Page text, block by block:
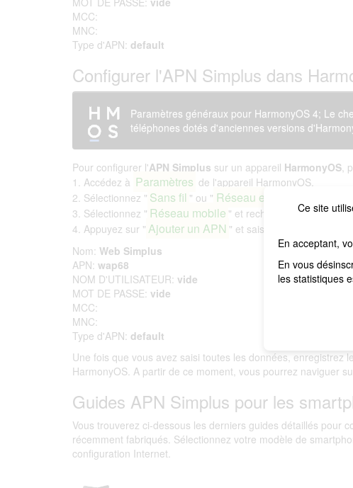
Ce site
En acceptant,
En vous
les statistiques
MCC:
MNC:
Type d'APN: default
Configurer l'APN Simplus dans
Paramètres généraux pour HarmonyOS 4; Le
téléphones dotés d'anciennes versions
Pour configurer l'APN Simplus sur un appareil HarmonyOS,
1. Accédez à Paramètres de l'appareil HarmonyOS.
2. Sélectionnez " Sans fil " ou " Réseau et Internet
3. Sélectionnez " Réseau mobile " et recherchez l'option
4. Appuyez sur " Ajouter un APN " et saisissez les
Nom: Web Simplus
APN: wap68
NOM D'UTILISATEUR: vide
MOT DE PASSE: vide
MCC:
MNC:
Type d'APN: default
Une fois que vous avez saisi toutes les données, enregistrez
HarmonyOS. A partir de ce moment, vous pourrez naviguer
Guides APN Simplus pour les
Vous trouverez ci-dessous les derniers guides détaillés pour
récemment fabriqués. Sélectionnez votre modèle de
configuration Internet.